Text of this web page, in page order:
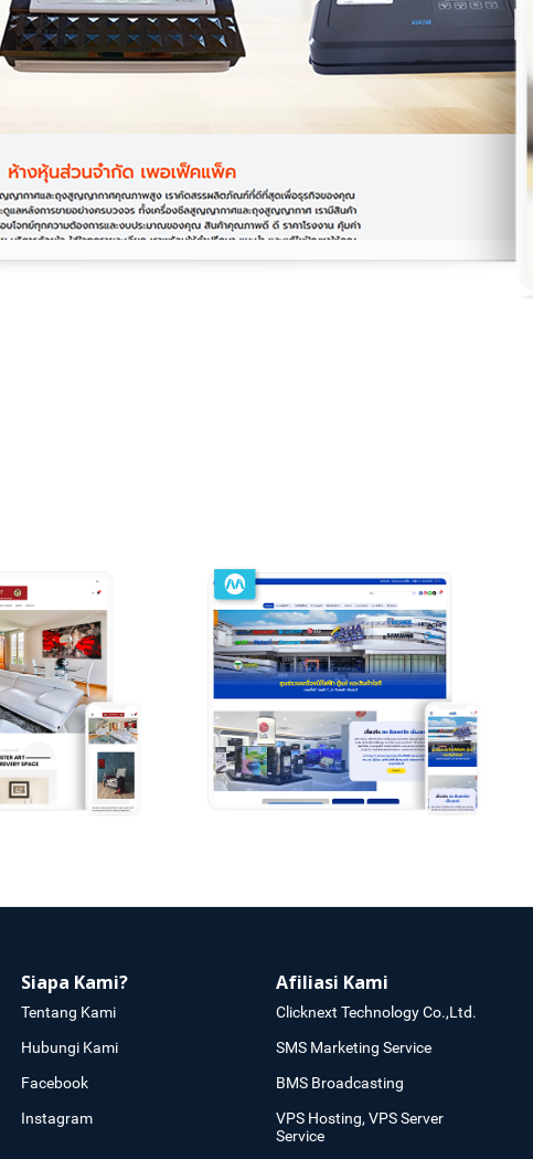
Siapa Kami?
Tentang Kami
Hubungi Kami
Facebook
Instagram
Afiliasi Kami
Clicknext Technology Co.,Ltd.
SMS Marketing Service
BMS Broadcasting
VPS Hosting, VPS Server
Service